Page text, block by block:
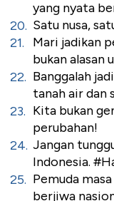
yang nyata
Satu nusa,
Mari jadikan
bukan alasan
Banggalah
tanah air dan
Kita bukan
perubahan!
Jangan
Indonesia.
Pemuda
berjiwa